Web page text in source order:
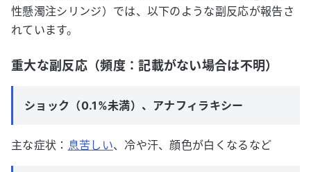
性懸濁注シリンジ）では、以下のような副反応が報告さ
れています。
重大な副反応（頻度：記載がない場合は不明）
ショック（0.1%未満）、アナフィラキシー
主な症状： 息苦しい、冷や汗、顔色が白くなるなど